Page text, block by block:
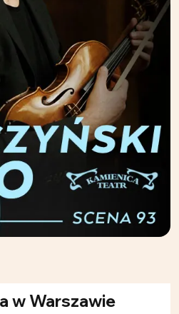
w Warszawie